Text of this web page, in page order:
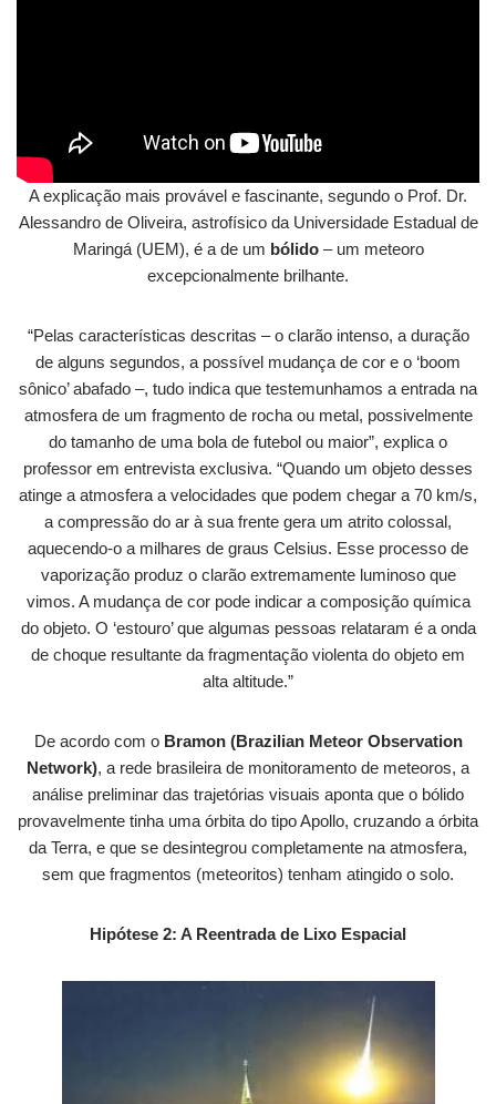
A explicação mais provável e fascinante, segundo o Prof. Dr.
Alessandro de Oliveira, astrofísico da Universidade Estadual de
Maringá (UEM), é a de um bólido– um meteoro
excepcionalmente brilhante.
“Pelas características descritas – o clarão intenso, a duração
de alguns segundos, a possível mudança de cor e o ‘boom
sônico’ abafado –, tudo indica que testemunhamos a entrada na
atmosfera de um fragmento de rocha ou metal, possivelmente
do tamanho de uma bola de futebol ou maior”, explica o
professor em entrevista exclusiva. “Quando um objeto desses
atinge a atmosfera a velocidades que podem chegar a 70 km/s,
a compressão do ar à sua frente gera um atrito colossal,
aquecendo-o a milhares de graus Celsius. Esse processo de
vaporização produz o clarão extremamente luminoso que
vimos. A mudança de cor pode indicar a composição química
do objeto. O ‘estouro’ que algumas pessoas relataram é a onda
de choque resultante da fragmentação violenta do objeto em
alta altitude.”
De acordo com o Bramon (Brazilian Meteor Observation
Network), a rede brasileira de monitoramento de meteoros, a
análise preliminar das trajetórias visuais aponta que o bólido
provavelmente tinha uma órbita do tipo Apollo, cruzando a órbita
da Terra, e que se desintegrou completamente na atmosfera,
sem que fragmentos (meteoritos) tenham atingido o solo.
Hipótese 2: A Reentrada de Lixo Espacial